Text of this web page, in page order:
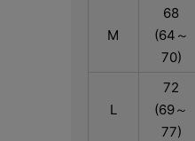
M
68
(64～
70)
L
72
(69～
77)